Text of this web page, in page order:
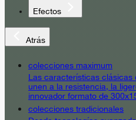
Efectos
Atrás
colecciones maximum
Las características clásicas
unen a la resistencia, la
innovador formato de
colecciones tradicionales